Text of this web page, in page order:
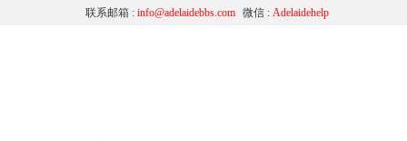
微信 : Adelaidehelp
联系邮箱 : info@adelaidebbs.com